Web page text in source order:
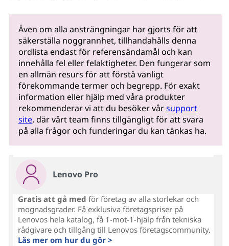
Även om alla ansträngningar har gjorts för att
säkerställa noggrannhet, tillhandahålls denna
ordlista endast för referensändamål och kan
innehålla fel eller felaktigheter. Den fungerar som
en allmän resurs för att förstå vanligt
förekommande termer och begrepp. För exakt
information eller hjälp med våra produkter
rekommenderar vi att du besöker vårsupport
site, där vårt team finns tillgängligt för att svara
på alla frågor och funderingar du kan tänkas ha.
Lenovo Pro
Gratis att gå med för företag av alla storlekar och
mognadsgrader. Få exklusiva företagspriser på
Lenovos hela katalog, få 1-mot-1-hjälp från tekniska
rådgivare och tillgång till Lenovos företagscommunity.
Läs mer om hur du gör >